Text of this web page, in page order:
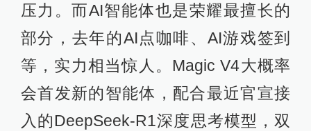
压力。而AI智能体也是荣耀最擅长的
部分，去年的AI点咖啡、AI游戏签到
等，实力相当惊人。Magic V4大概率
会首发新的智能体，配合最近官宣接
入的DeepSeek-R1深度思考模型，双